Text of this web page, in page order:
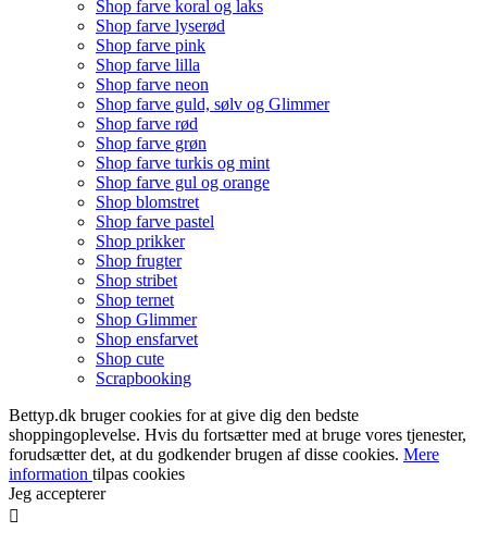
Shop farve koral og laks
Shop farve lyserød
Shop farve pink
Shop farve lilla
Shop farve neon
Shop farve guld, sølv og Glimmer
Shop farve rød
Shop farve grøn
Shop farve turkis og mint
Shop farve gul og orange
Shop blomstret
Shop farve pastel
Shop prikker
Shop frugter
Shop stribet
Shop ternet
Shop Glimmer
Shop ensfarvet
Shop cute
Scrapbooking
Bettyp.dk bruger cookies for at give dig den bedste
shoppingoplevelse. Hvis du fortsætter med at bruge vores tjenester,
forudsætter det, at du godkender brugen af disse cookies. Mere
information tilpas cookies
Jeg accepterer
